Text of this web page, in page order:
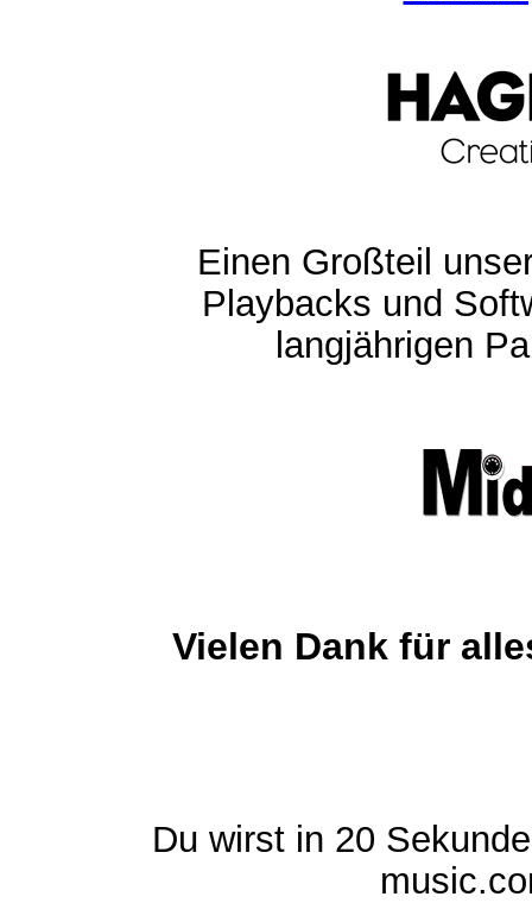
Einen Großteil
Playbacks und
langjährigen
Vielen Dank für
Du wirst in 20